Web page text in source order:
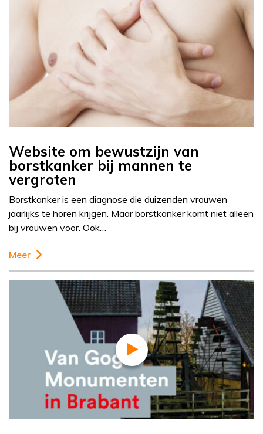
Website om bewustzijn van
borstkanker bij mannen te
vergroten
Borstkanker is een diagnose die duizenden vrouwen
jaarlijks te horen krijgen. Maar borstkanker komt niet alleen
bij vrouwen voor. Ook…
Meer